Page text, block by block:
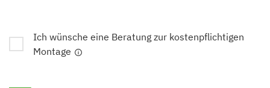
Ich wünsche eine Beratung zur kostenpflichtigen
Montage